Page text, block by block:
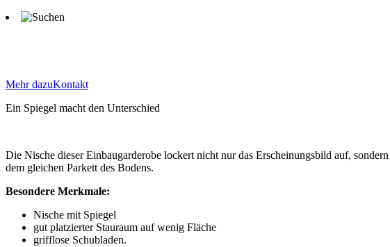
Mehr dazuKontakt
Ein Spiegel macht den Unterschied
Die Nische dieser Einbaugarderobe lockert nicht nur das Erscheinungsbild auf,
dem gleichen Parkett des Bodens.
Besondere Merkmale:
Nische mit Spiegel
gut platzierter Stauraum auf wenig Fläche
grifflose Schubladen.